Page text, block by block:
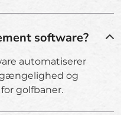
software?
automatiserer
og
golfbaner.